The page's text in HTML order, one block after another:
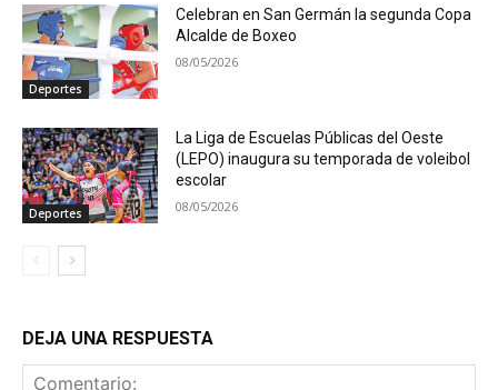
Deportes
Celebran en San Germán la segunda Copa
Alcalde de Boxeo
08/05/2026
Deportes
La Liga de Escuelas Públicas del Oeste
(LEPO) inaugura su temporada de voleibol
escolar
08/05/2026
DEJA UNA RESPUESTA